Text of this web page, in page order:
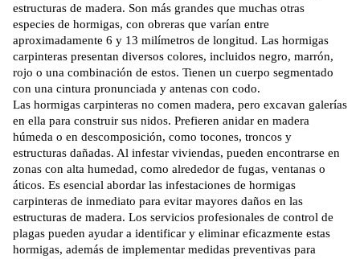
estructuras de madera. Son más grandes que muchas otras
especies de hormigas, con obreras que varían entre
aproximadamente 6 y 13 milímetros de longitud. Las hormigas
carpinteras presentan diversos colores, incluidos negro, marrón,
rojo o una combinación de estos. Tienen un cuerpo segmentado
con una cintura pronunciada y antenas con codo.
Las hormigas carpinteras no comen madera, pero excavan galerías
en ella para construir sus nidos. Prefieren anidar en madera
húmeda o en descomposición, como tocones, troncos y
estructuras dañadas. Al infestar viviendas, pueden encontrarse en
zonas con alta humedad, como alrededor de fugas, ventanas o
áticos. Es esencial abordar las infestaciones de hormigas
carpinteras de inmediato para evitar mayores daños en las
estructuras de madera. Los servicios profesionales de control de
plagas pueden ayudar a identificar y eliminar eficazmente estas
hormigas, además de implementar medidas preventivas para